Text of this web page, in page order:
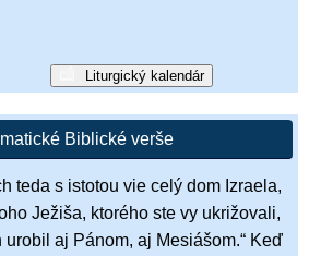
Liturgický kalendár
Biblické verše
teda s istotou vie celý dom Izraela,
Ježiša, ktorého ste vy ukrižovali,
urobil aj Pánom, aj Mesiášom.“ Keď